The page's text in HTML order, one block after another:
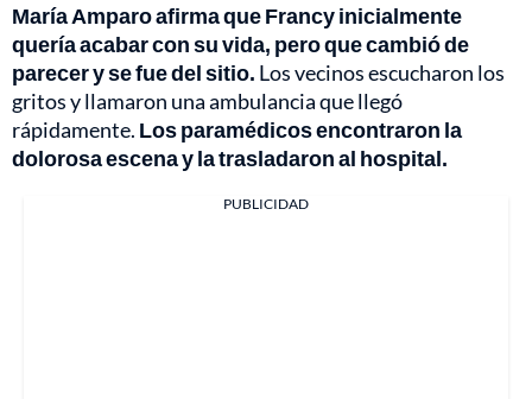
María Amparo afirma que Francy inicialmente
quería acabar con su vida, pero que cambió de
parecer y se fue del sitio. Los vecinos escucharon los
gritos y llamaron una ambulancia que llegó
rápidamente. Los paramédicos encontraron la
dolorosa escena y la trasladaron al hospital.
PUBLICIDAD